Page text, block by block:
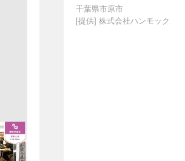
千葉県市原市
[提供] 株式会社ハンモック